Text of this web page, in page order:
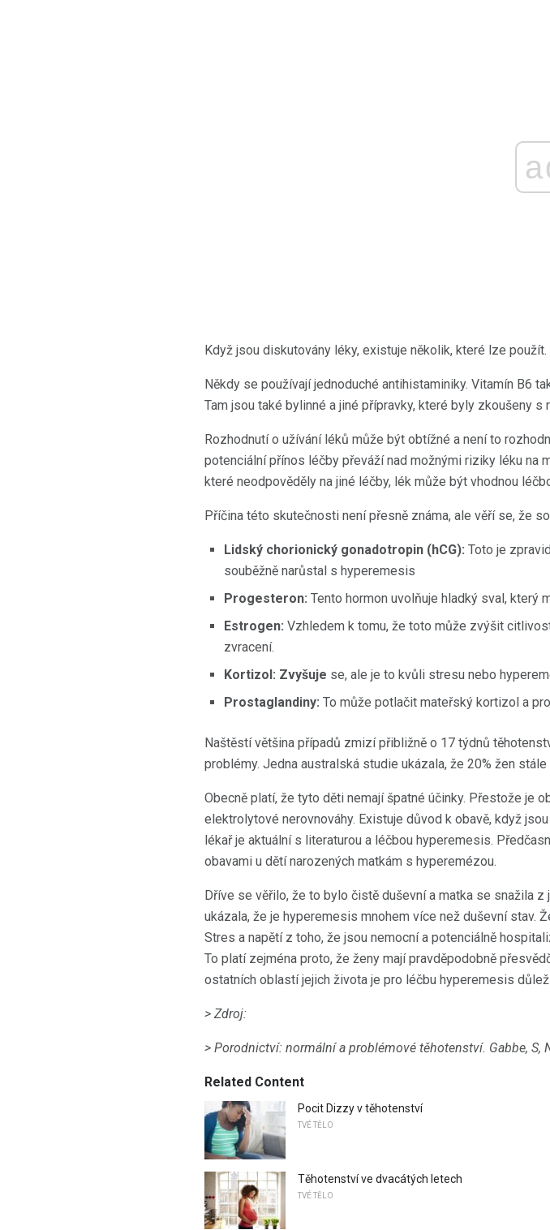
Když jsou diskutovány léky, existuje několik, které lze použít.
Někdy se používají jednoduché antihistaminiky. Vitamín B6
Tam jsou také bylinné a jiné přípravky, které byly zkoušeny s
Rozhodnutí o užívání léků může být obtížné a není to
potenciální přínos léčby převáží nad možnými riziky léku na
které neodpověděly na jiné léčby, lék může být vhodnou
Příčina této skutečnosti není přesně známa, ale věří se, že
Lidský chorionický gonadotropin (hCG): Toto je
souběžně narůstal s hyperemesis
Progesteron: Tento hormon uvolňuje hladký sval,
Estrogen: Vzhledem k tomu, že toto může zvýšit
zvracení.
Kortizol: Zvyšuje se, ale je to kvůli stresu nebo
Prostaglandiny: To může potlačit mateřský kortizol a
Naštěstí většina případů zmizí přibližně o 17 týdnů
problémy. Jedna australská studie ukázala, že 20% žen
Obecně platí, že tyto děti nemají špatné účinky. Přestože je
elektrolytové nerovnováhy. Existuje důvod k obavě, když
lékař je aktuální s literaturou a léčbou hyperemesis.
obavami u dětí narozených matkám s hyperemézou.
Dříve se věřilo, že to bylo čistě duševní a matka se snažila
ukázala, že je hyperemesis mnohem více než duševní stav.
Stres a napětí z toho, že jsou nemocní a potenciálně
To platí zejména proto, že ženy mají pravděpodobně
ostatních oblastí jejich života je pro léčbu hyperemesis
> Zdroj:
> Porodnictví: normální a problémové těhotenství. Gabbe, S,
Related Content
Pocit Dizzy v těhotenství
TVÉ TĚLO
Těhotenství ve dvacátých letech
TVÉ TĚLO